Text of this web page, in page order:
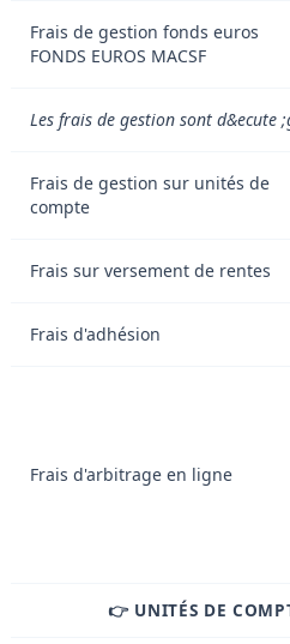
Frais de gestion fonds euros
FONDS EUROS MACSF
Les frais de gestion sont d&ecute
Frais de gestion sur unités de
compte
Frais sur versement de rentes
Frais d'adhésion
Frais d'arbitrage en ligne
👉 UNITÉS DE